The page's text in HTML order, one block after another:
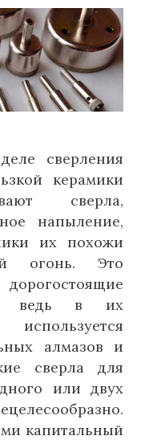
сверления
керамики
сверла,
напыление,
их похожи
огонь. Это
ведь в их
алмазов и
сверла для
или двух
капитальный